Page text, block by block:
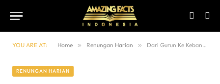
YOU ARE AT: Home » Renungan Harian » Dari Gurun Ke Kebangkitan Iman
RENUNGAN HARIAN